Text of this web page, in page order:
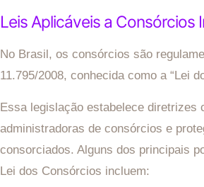
Leis Aplicáveis a Consórcios
No Brasil, os consórcios são
11.795/2008, conhecida como a “Lei
Essa legislação estabelece diretrizes
administradoras de consórcios e
consorciados. Alguns dos principais
Lei dos Consórcios incluem: